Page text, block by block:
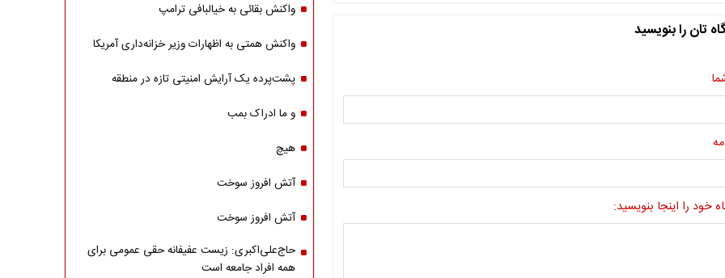
تان را بنویسید
خود را اینجا بنویسید:
واکنش بقائی به خیالبافی ترامپ
واکنش همتی به اظهارات وزیر خزانه‌داری آمریکا
پشت‌پرده یک آرایش امنیتی تازه در منطقه
و ما ادراک بمب
هیچ
آتش افروز سوخت
آتش افروز سوخت
حاج‌علی‌اکبری: زیست عفیفانه حقی عمومی برای
همه افراد جامعه است